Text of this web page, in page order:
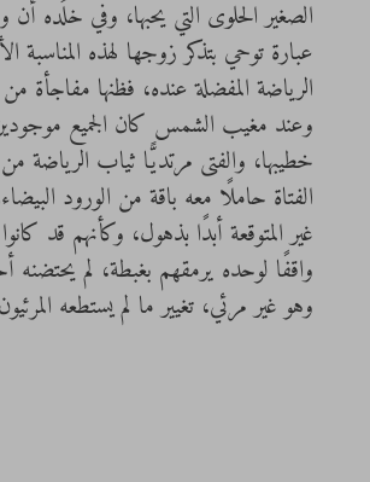
الصغير الحلوى التي يحبها، وفي خلَده
عبارة توحي بتذكر زوجها لهذه المناسبة
الرياضة المفضلة عنده، فظنها مفاجأة
وعند مغيب الشمس كان الجميع موجودين
خطيبها، والفتى مرتديًّا ثياب
الفتاة حاملًا معه باقة من الورود
غير المتوقعة أبدًا بذهول، وكأنهم
واقفًا لوحده يرمقهم بغبطة، لم
وهو غير مرئي، تغيير ما لم يستطعه